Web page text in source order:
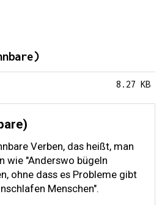
8.27 KB
Verben, das heißt, man
wie "Anderswo bügeln
ohne dass es Probleme gibt
Menschen".